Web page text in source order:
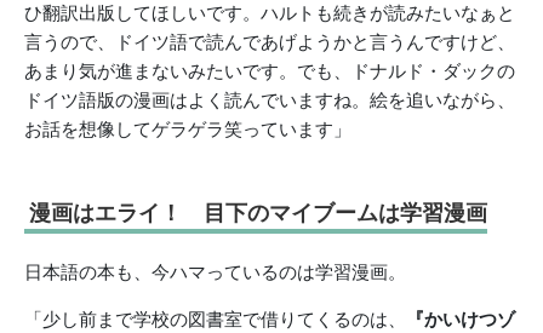
ひ翻訳出版してほしいです。ハルトも続きが読みたいなぁと
言うので、ドイツ語で読んであげようかと言うんですけど、
あまり気が進まないみたいです。でも、ドナルド・ダックの
ドイツ語版の漫画はよく読んでいますね。絵を追いながら、
お話を想像してゲラゲラ笑っています」
漫画はエライ！ 目下のマイブームは学習漫画
日本語の本も、今ハマっているのは学習漫画。
「少し前まで学校の図書室で借りてくるのは、
『かいけつゾ